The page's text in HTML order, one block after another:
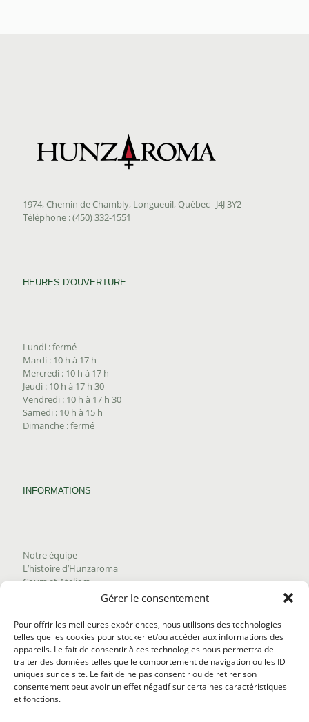
Gérer le consentement
Pour offrir les meilleures expériences, nous utilisons des technologies
telles que les cookies pour stocker et/ou accéder aux informations des
appareils. Le fait de consentir à ces technologies nous permettra de
traiter des données telles que le comportement de navigation ou les ID
uniques sur ce site. Le fait de ne pas consentir ou de retirer son
consentement peut avoir un effet négatif sur certaines caractéristiques
et fonctions.
1974, Chemin de Chambly, Longueuil, Québec J4J 3Y2
Téléphone : (450) 332-1551
HEURES D'OUVERTURE
Lundi : fermé
Mardi : 10 h à 17 h
Mercredi : 10 h à 17 h
Jeudi : 10 h à 17 h 30
Vendredi : 10 h à 17 h 30
Samedi : 10 h à 15 h
Dimanche : fermé
INFORMATIONS
Notre équipe
L’histoire d’Hunzaroma
Cours et Ateliers
Trouver nos produits
Politique de frais d'envoi
Termes et conditions
Politique de remboursement